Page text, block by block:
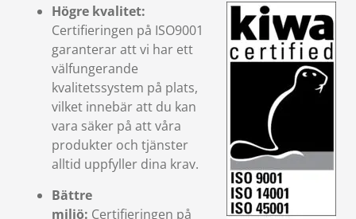
Högre kvalitet:
Certifieringen på ISO9001
garanterar att vi har ett
välfungerande
kvalitetssystem på plats,
vilket innebär att du kan
vara säker på att våra
produkter och tjänster
alltid uppfyller dina krav.
Bättre
miljö: Certifieringen på